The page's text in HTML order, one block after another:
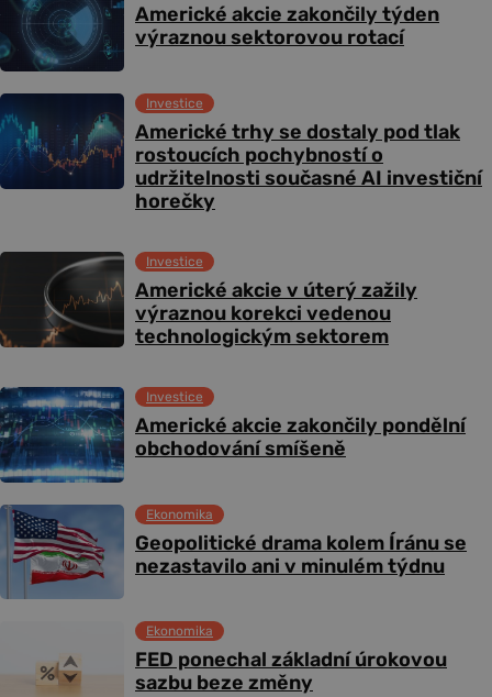
Americké akcie zakončily týden
výraznou sektorovou rotací
Americké trhy se dostaly pod tlak
rostoucích pochybností o
udržitelnosti současné AI investiční
horečky
Investice
Americké akcie v úterý zažily
výraznou korekci vedenou
technologickým sektorem
Investice
Americké akcie zakončily pondělní
obchodování smíšeně
Investice
Geopolitické drama kolem Íránu se
nezastavilo ani v minulém týdnu
Ekonomika
FED ponechal základní úrokovou
sazbu beze změny
Ekonomika